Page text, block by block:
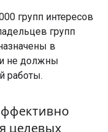
групп интересов
групп
в
не должны
работы.
целевых